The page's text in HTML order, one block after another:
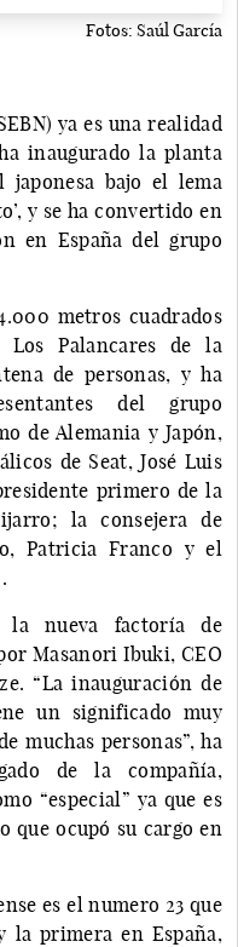
Fotos: Saúl García
ya es una realidad
inaugurado la planta
japonesa bajo el lema
y se ha convertido en
en España del grupo
metros cuadrados
Palancares de la
de personas, y ha
del grupo
de Alemania y Japón,
de Seat, José Luis
primero de la
la consejera de
Patricia Franco y el
nueva factoría de
Masanori Ibuki, CEO
“La inauguración de
un significado muy
muchas personas”, ha
de la compañía,
“especial” ya que es
que ocupó su cargo en
es el numero 23 que
la primera en España,